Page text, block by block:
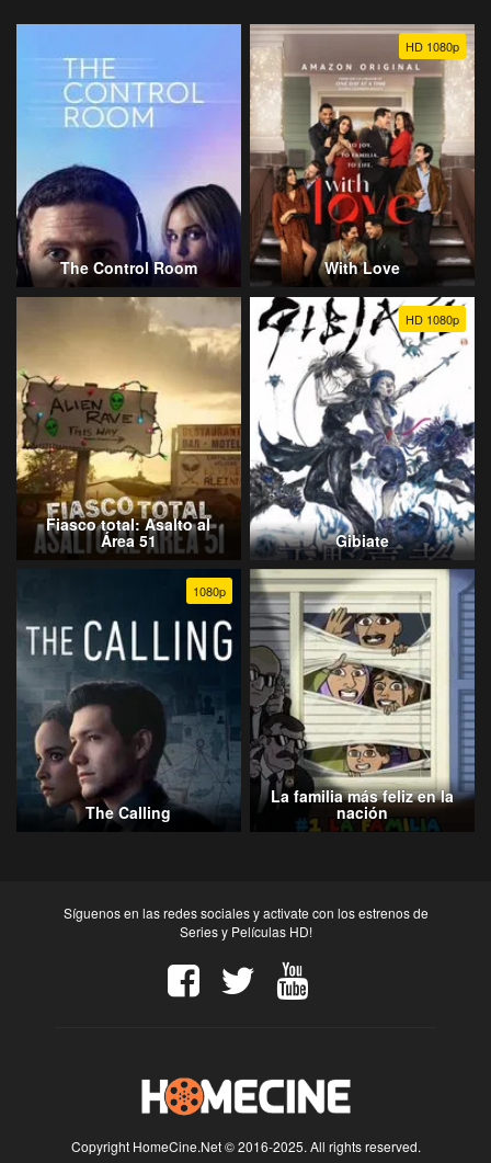
The Control Room
HD 1080p
With Love
Fiasco total: Asalto al
Área 51
HD 1080p
Gibiate
1080p
The Calling
La familia más feliz en la
nación
Síguenos en las redes sociales y activate con los estrenos de
Series y Películas HD!
Copyright HomeCine.Net © 2016-2025. All rights reserved.